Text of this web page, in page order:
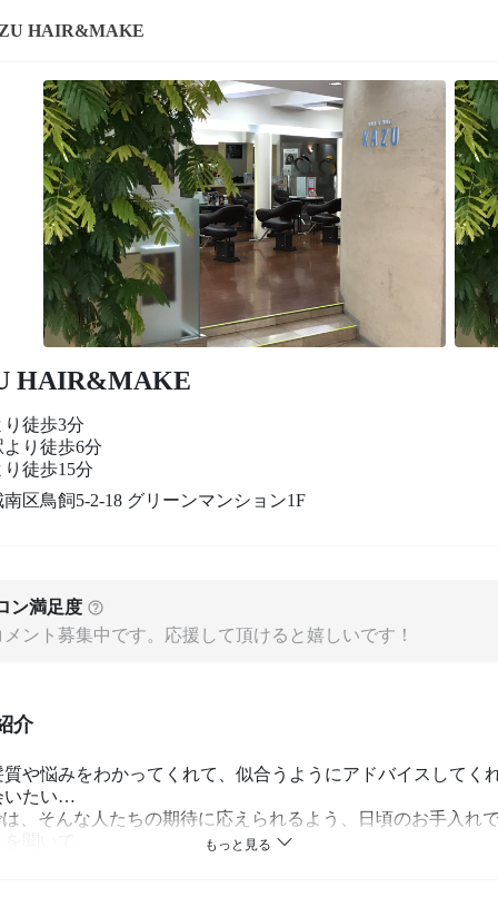
HAIR&MAKE
HAIR&MAKE
徒歩3分
り徒歩6分
徒歩15分
区鳥飼5-2-18 グリーンマンション1F
ン満足度
ント募集中です。応援して頂けると嬉しいです！
介
質や悩みをわかってくれて、似合うようにアドバイスしてく
いたい…
、そんな人たちの期待に応えられるよう、日頃のお手入れ